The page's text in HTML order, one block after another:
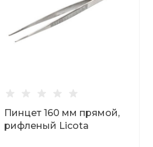
Пинцет 160 мм прямой,
рифленый Licota